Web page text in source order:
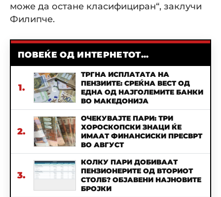
може да остане класифициран“, заклучи
Филипче.
ПОВЕЌЕ ОД ИНТЕРНЕТОТ...
1.
ТРГНА ИСПЛАТАТА НА
ПЕНЗИИТЕ: СРЕЌНА ВЕСТ ОД
ЕДНА ОД НАЈГОЛЕМИТЕ БАНКИ
ВО МАКЕДОНИЈА
2.
ОЧЕКУВАЈТЕ ПАРИ: ТРИ
ХОРОСКОПСКИ ЗНАЦИ ЌЕ
ИМААТ ФИНАНСИСКИ ПРЕСВРТ
ВО АВГУСТ
3.
КОЛКУ ПАРИ ДОБИВААТ
ПЕНЗИОНЕРИТЕ ОД ВТОРИОТ
СТОЛБ? ОБЈАВЕНИ НАЈНОВИТЕ
БРОЈКИ